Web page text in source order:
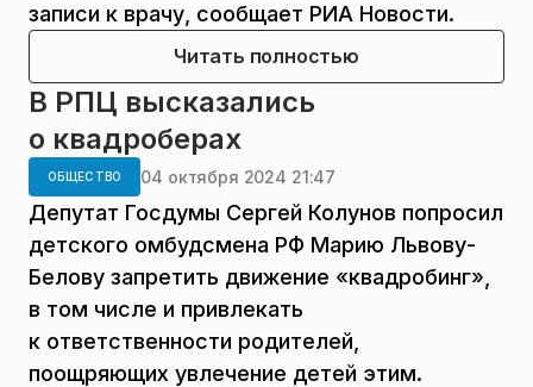
записи к врачу, сообщает РИА Новости.
Читать полностью
В РПЦ высказались
о квадроберах
ОБЩЕСТВО 04 октября 2024 21:47
Депутат Госдумы Сергей Колунов попросил
детского омбудсмена РФ Марию Львову-
Белову запретить движение «квадробинг»,
в том числе и привлекать
к ответственности родителей,
поощряющих увлечение детей этим.